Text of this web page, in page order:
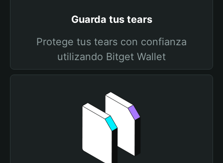
Guarda tus tears
Protege tus tears con confianza
utilizando Bitget Wallet